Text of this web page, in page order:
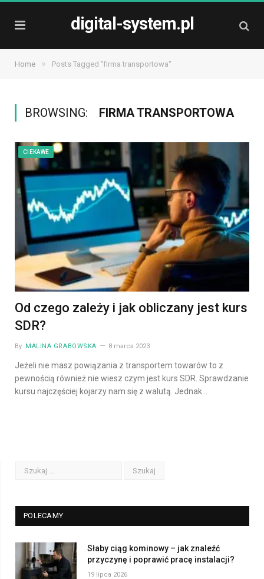
digital-system.pl
Home » Posts Tagged "firma transportowa"
BROWSING: FIRMA TRANSPORTOWA
CIEKAWE
Od czego zależy i jak obliczany jest kurs
SDR?
By MALINA GRABOWSKA 8 marca 2023
Jeżeli nie masz powiązania z transportem towarów to z
pewnością również nie wiesz czym jest kurs SDR. Sprawdzanie
kursu najczęściej kojarzy nam się z walutą. Jednak…
POLECAMY
Słaby ciąg kominowy – jak znaleźć
przyczynę i poprawić pracę instalacji?
19 lipca 2026